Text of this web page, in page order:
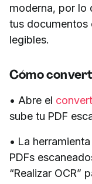
moderna, por lo
tus documentos
legibles.
Cómo
• Abre el
sube tu PDF
• La
PDFs
“Realizar OCR”